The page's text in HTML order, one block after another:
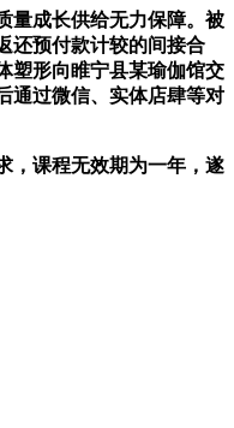
量成长供给无力保障。被
还预付款计较的间接合
塑形向睢宁县某瑜伽馆交
通过微信、实体店肆等对
，课程无效期为一年，遂